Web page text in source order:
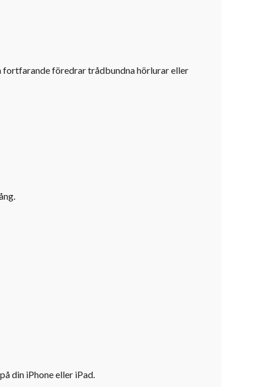
fortfarande föredrar trådbundna hörlurar eller
din iPhone eller iPad.